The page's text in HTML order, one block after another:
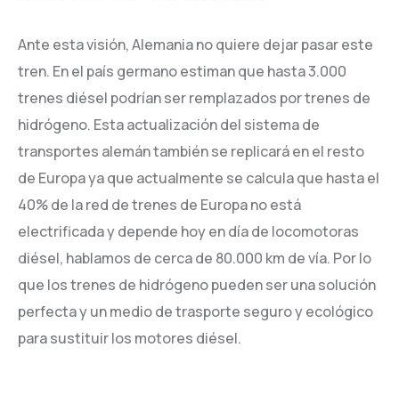
Ante esta visión, Alemania no quiere dejar pasar este
tren. En el país germano estiman que hasta 3.000
trenes diésel podrían ser remplazados por trenes de
hidrógeno. Esta actualización del sistema de
transportes alemán también se replicará en el resto
de Europa ya que actualmente se calcula que hasta el
40% de la red de trenes de Europa no está
electrificada y depende hoy en día de locomotoras
diésel, hablamos de cerca de 80.000 km de vía. Por lo
que los trenes de hidrógeno pueden ser una solución
perfecta y un medio de trasporte seguro y ecológico
para sustituir los motores diésel.